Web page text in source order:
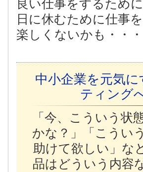
良い仕事をするため
日に休むために仕事
楽しくないかも・・・
中小企業を元気
ティング
「今、こういう状
かな？」「こうい
助けて欲しい」な
品はどういう内容